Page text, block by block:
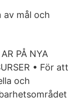
av mål och
PÅ NYA
• För att
och